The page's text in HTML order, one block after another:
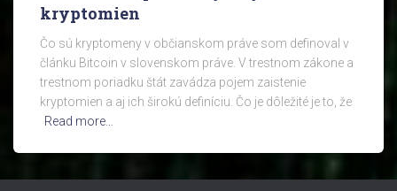
kryptomien
Čo sú kryptomeny v občianskom práve som definoval v
článku Bitcoin v slovenskom práve. V trestnom zákone a
trestnom poriadku štát zavádza pojem zaistenie
kryptomien a aj ich širokú definíciu. Čo je dôležité je to, že
Read more…